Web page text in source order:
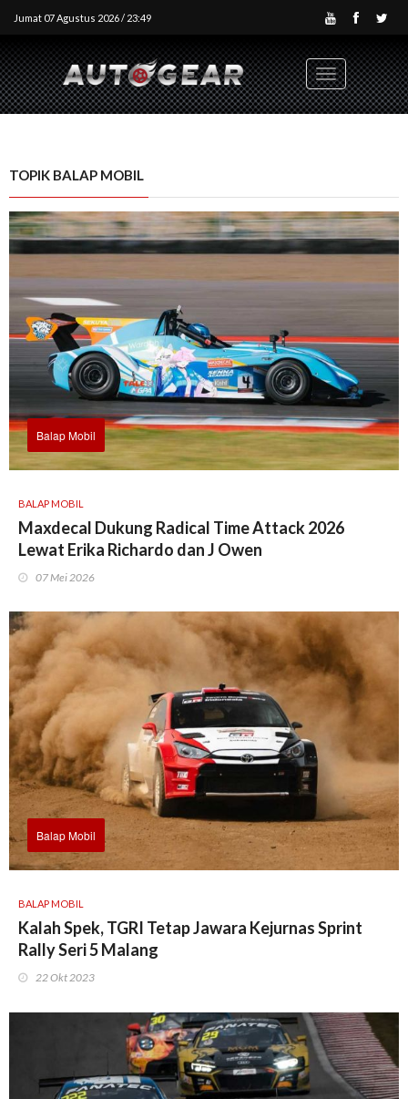
Jumat 07 Agustus 2026 / 23:49
Toggle
navigation
TOPIK BALAP MOBIL
Balap Mobil
BALAP MOBIL
Maxdecal Dukung Radical Time Attack 2026
Lewat Erika Richardo dan J Owen
07 Mei 2026
Balap Mobil
BALAP MOBIL
Kalah Spek, TGRI Tetap Jawara Kejurnas Sprint
Rally Seri 5 Malang
22 Okt 2023